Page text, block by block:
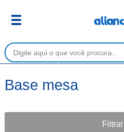
Base mesa
Filtrar